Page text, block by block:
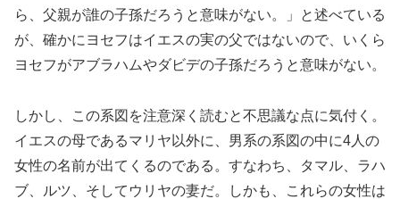
ら、父親が誰の子孫だろうと意味がない。」と述べている
が、確かにヨセフはイエスの実の父ではないので、いくら
ヨセフがアブラハムやダビデの子孫だろうと意味がない。
しかし、この系図を注意深く読むと不思議な点に気付く。
イエスの母であるマリヤ以外に、男系の系図の中に4人の
女性の名前が出てくるのである。すなわち、タマル、ラハ
ブ、ルツ、そしてウリヤの妻だ。しかも、これらの女性は